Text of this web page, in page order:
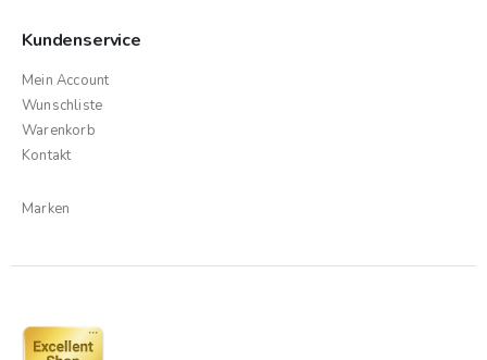
Kundenservice
Mein Account
Wunschliste
Warenkorb
Kontakt
Marken